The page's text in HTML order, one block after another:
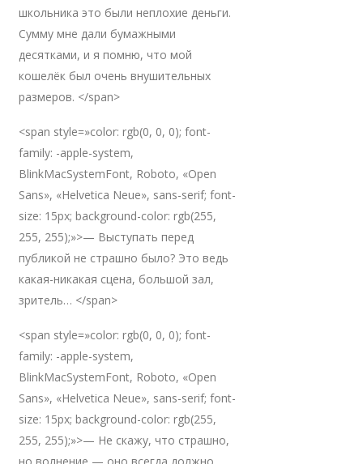
школьника это были неплохие деньги.
Сумму мне дали бумажными
десятками, и я помню, что мой
кошелёк был очень внушительных
размеров. </span>
<span style=»color: rgb(0, 0, 0); font-
family: -apple-system,
BlinkMacSystemFont, Roboto, «Open
Sans», «Helvetica Neue», sans-serif; font-
size: 15px; background-color: rgb(255,
255, 255);»>— Выступать перед
публикой не страшно было? Это ведь
какая-никакая сцена, большой зал,
зритель… </span>
<span style=»color: rgb(0, 0, 0); font-
family: -apple-system,
BlinkMacSystemFont, Roboto, «Open
Sans», «Helvetica Neue», sans-serif; font-
size: 15px; background-color: rgb(255,
255, 255);»>— Не скажу, что страшно,